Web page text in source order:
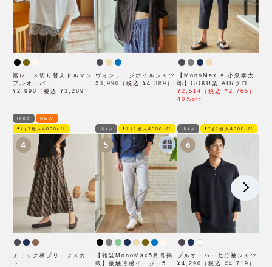
裾レース切り替えドルマン
プルオーバー
¥2,990（税込 ¥3,289）
ヴィンテージボイルシャツ
¥3,990（税込 ¥4,389）
【MonoMax × 小泉孝太
郎】GOKU楽 AIRクロッ
プドパンツ「小泉孝太郎さ
ん着用モデル」
¥2,514（税込 ¥2,765）
40%off
ikka NEW
ﾓｱｵﾌ最大4000off
4
チェック柄プリーツスカー
ト
ikka ﾓｱｵﾌ最大4000off
5
【雑誌MonoMax5月号掲
載】接触冷感イージー5ポ
ikka ﾓｱｵﾌ最大4000off
6
プルオーバー七分袖シャツ
¥4,290（税込 ¥4,719）